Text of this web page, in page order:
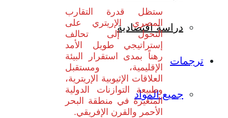
دراسة اقتصادية
ترجمات
جميع المواد
ستظل قدرة التقارب
المصري الإريتري على
التحول إلى تحالف
إستراتيجي طويل الأمد
رهناً بمدى استقرار البيئة
الإقليمية، ومستقبل
العلاقات الإثيوبية الإريترية،
وطبيعة التوازنات الدولية
المتغيرة في منطقة البحر
الأحمر والقرن الإفريقي.